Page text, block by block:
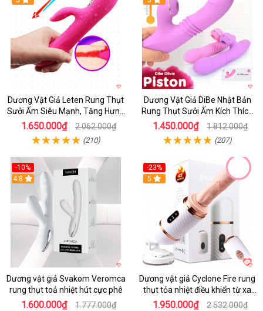
Dương Vật Giả Leten Rung Thụt
Sưởi Ấm Siêu Mạnh, Tăng Hưng
Phấn
1.650.000₫ 2.062.000₫
(210)
Dương Vật Giả DiBe Nhật Bản
Rung Thụt Sưởi Ấm Kích Thích
Nữ
1.450.000₫ 1.812.000₫
(207)
-10%
4.8
Dương vật giả Svakom Veromca
rung thụt toả nhiệt hút cực phê
1.600.000₫ 1.777.000₫
-23%
5
Dương vật giả Cyclone Fire rung
thụt tỏa nhiệt điều khiển từ xa
kích thích nữ
1.950.000₫ 2.532.000₫